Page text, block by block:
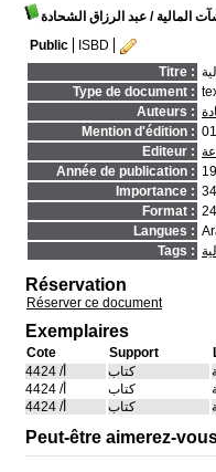
المالية / عبد الرزاق الشحادة
Public
ISBD
Titre :
Type de document :
Auteurs :
Mention d'édition :
Editeur :
Année de publication :
Importance :
Format :
Langues :
Tags :
Réservation
Réserver ce document
Exemplaires
Cote Support
أ/ 4424
كتاب
أ/ 4424
كتاب
أ/ 4424
كتاب
Peut-être aimerez-